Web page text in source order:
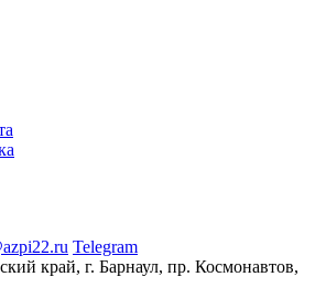
Telegram
край, г. Барнаул, пр. Космонавтов,